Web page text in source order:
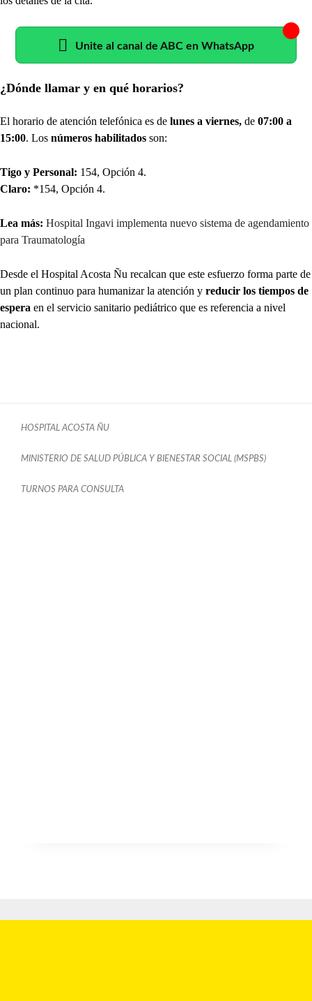
Unite al canal de ABC en WhatsApp
¿Dónde llamar y en qué horarios?
El horario de atención telefónica es de lunes a viernes, de 07:00 a
15:00. Los números habilitados son:
Tigo y Personal: 154, Opción 4.
Claro: *154, Opción 4.
Lea más: Hospital Ingavi implementa nuevo sistema de agendamiento
para Traumatología
Desde el Hospital Acosta Ñu recalcan que este esfuerzo forma parte de
un plan continuo para humanizar la atención y reducir los tiempos de
espera en el servicio sanitario pediátrico que es referencia a nivel
nacional.
HOSPITAL ACOSTA ÑU
MINISTERIO DE SALUD PÚBLICA Y BIENESTAR SOCIAL (MSPBS)
TURNOS PARA CONSULTA